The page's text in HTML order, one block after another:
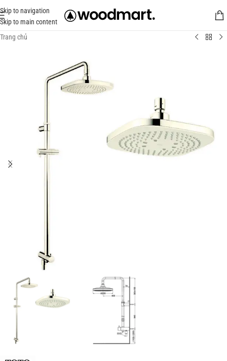
Skip to navigation
Skip to main content
Trang chủ